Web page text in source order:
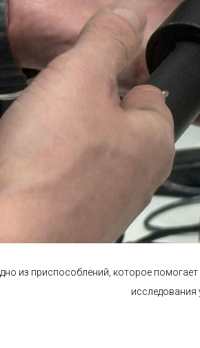
из приспособлений, которое помогает